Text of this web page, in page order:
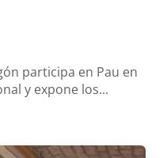
participa en Pau en
y expone los...